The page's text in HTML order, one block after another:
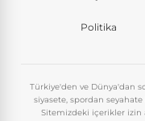
Politika
Türkiye'den ve Dünya'dan
siyasete, spordan
Sitemizdeki içerikler izin